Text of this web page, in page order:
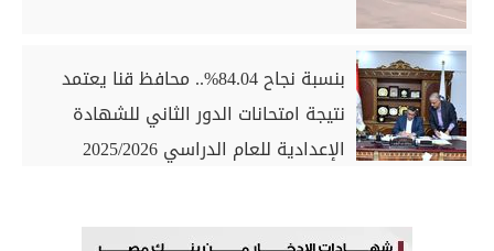
بنسبة نجاح 84.04%.. محافظ قنا يعتمد
نتيجة امتحانات الدور الثاني للشهادة
الإعدادية للعام الدراسي 2025/2026